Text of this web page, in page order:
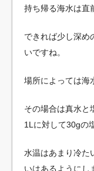
持ち帰る海水は直
できれば少し深め
いですね。
場所によっては海
その場合は真水と
1Lに対して30gの
水温はあまり冷た
いはあるようにし